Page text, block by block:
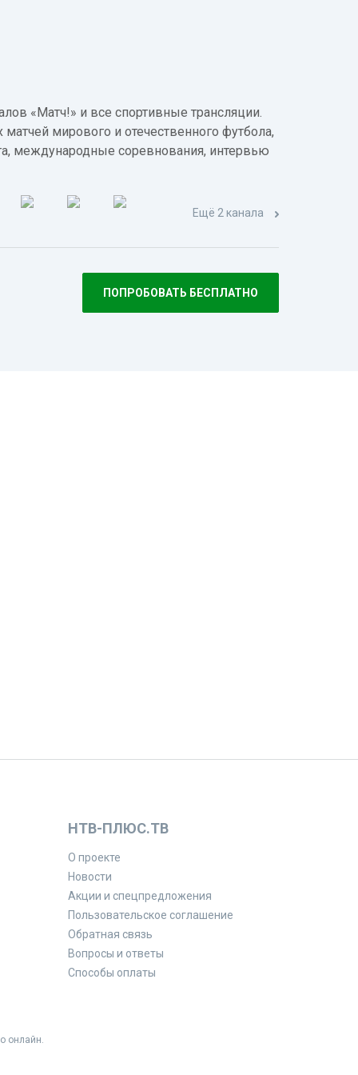
«Матч!» и все спортивные трансляции.
мирового и отечественного футбола,
международные соревнования, интервью
Ещё 2 канала
ПОПРОБОВАТЬ БЕСПЛАТНО
НТВ-ПЛЮС.ТВ
О проекте
Новости
Акции и спецпредложения
Пользовательское соглашение
Обратная связь
Вопросы и ответы
Способы оплаты
онлайн.